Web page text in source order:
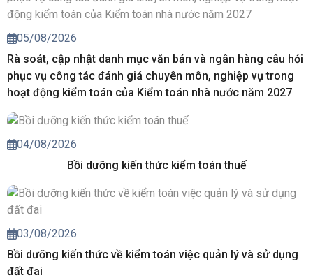
05/08/2026
Rà soát, cập nhật danh mục văn bản và ngân hàng câu hỏi
phục vụ công tác đánh giá chuyên môn, nghiệp vụ trong
hoạt động kiểm toán của Kiểm toán nhà nước năm 2027
04/08/2026
Bồi dưỡng kiến thức kiểm toán thuế
03/08/2026
Bồi dưỡng kiến thức về kiểm toán việc quản lý và sử dụng
đất đai